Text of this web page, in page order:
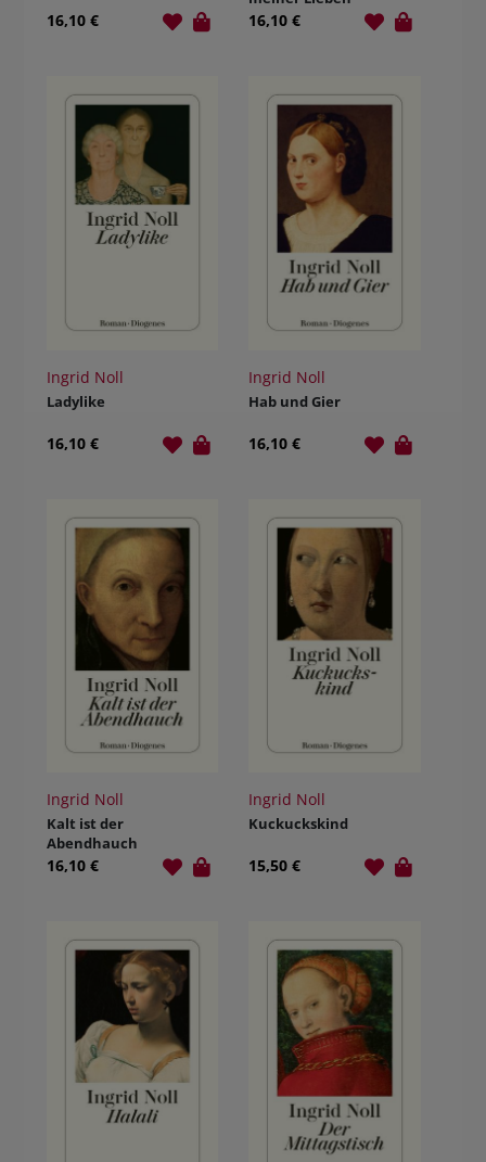
16,10 € 16,10 €
Ingrid Noll
Ladylike
16,10 €
Ingrid Noll
Hab und Gier
16,10 €
Ingrid Noll
Kalt ist der
Abendhauch
16,10 €
Ingrid Noll
Kuckuckskind
15,50 €